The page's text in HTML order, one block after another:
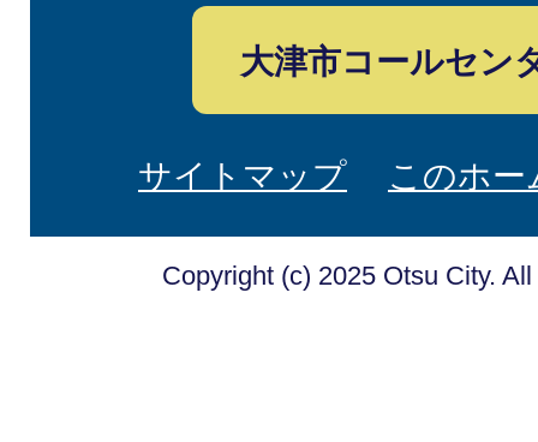
大津市コールセン
サイトマップ このホ
Copyright (c) 2025 Otsu City.